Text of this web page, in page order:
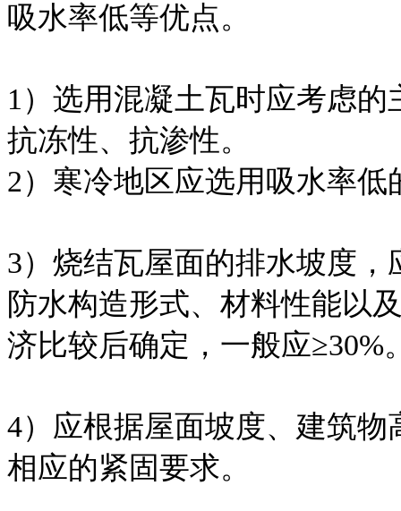
吸水率低等优点。
1）选用混凝土瓦时应考虑
抗冻性、抗渗性。
2）寒冷地区应选用吸水率低
3）烧结瓦屋面的排水坡度
防水构造形式、材料性能以
济比较后确定，一般应≥30%
4）应根据屋面坡度、建筑
相应的紧固要求。